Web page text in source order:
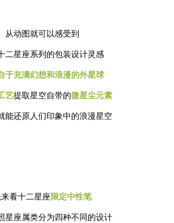
从动图就可以感受到
二星座系列的包装设计灵感
于充满幻想和浪漫的外星球
艺提取星空自带的微星尘元素
能还原人们印象中的浪漫星空
看十二星座 限定中性笔
星座属类分为四种不同的设计